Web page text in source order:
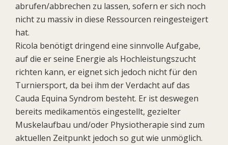
abrufen/abbrechen zu lassen, sofern er sich noch
nicht zu massiv in diese Ressourcen reingesteigert
hat.
Ricola benötigt dringend eine sinnvolle Aufgabe,
auf die er seine Energie als Hochleistungszucht
richten kann, er eignet sich jedoch nicht für den
Turniersport, da bei ihm der Verdacht auf das
Cauda Equina Syndrom besteht. Er ist deswegen
bereits medikamentös eingestellt, gezielter
Muskelaufbau und/oder Physiotherapie sind zum
aktuellen Zeitpunkt jedoch so gut wie unmöglich.